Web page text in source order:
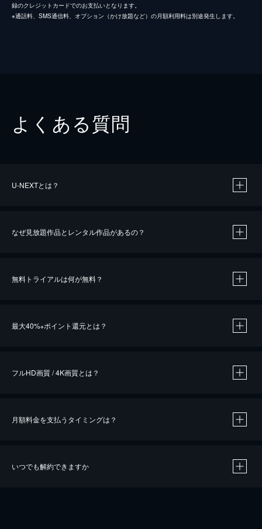
録のクレジットカードでのお支払いとなります。
※通話料、SMS通信料、オプション（かけ放題など）の月額利用料は別途発生します。
よくある質問
U-NEXTとは？
なぜ見放題作品とレンタル作品があるの？
無料トライアルは何が無料？
最大40%※ポイント還元とは？
※40％ポイント還元の対象は、クレジットカード決済による作品の購入 / レンタルです。
iOSアプリのUコイン決済による作品の購入 / レンタルは、20％のポイント還元です。
フルHD画質 / 4K画質とは？
月額料金を支払うタイミングは？
いつでも解約できますか